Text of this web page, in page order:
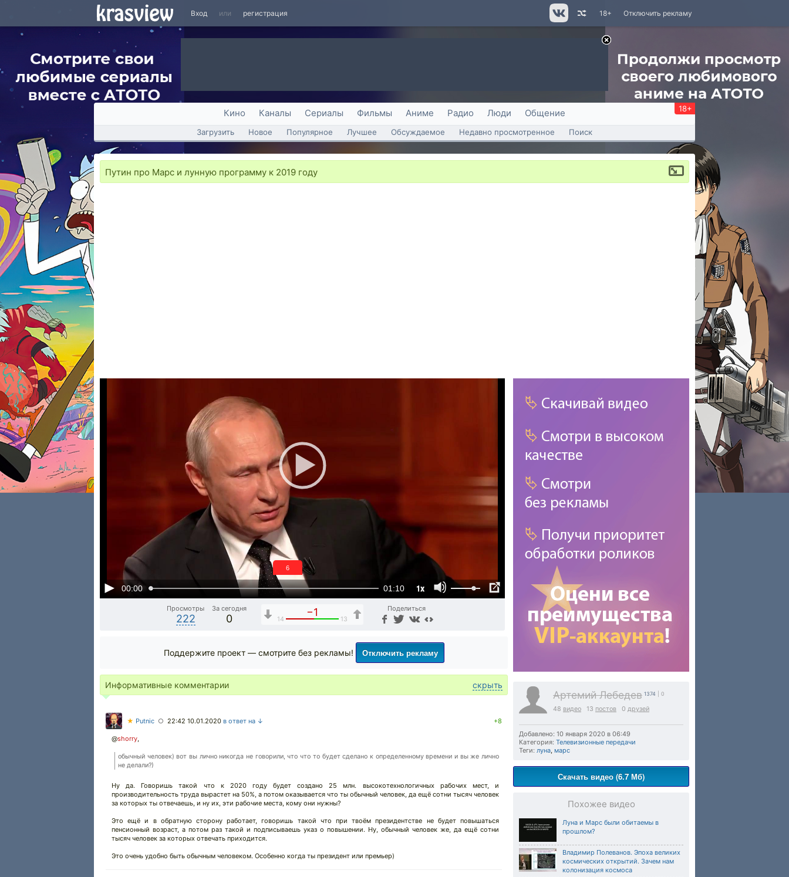
Вход или регистрация Отключить рекламу
18+
Кино Каналы Сериалы Фильмы Аниме Радио Люди Общение 18+
Загрузить Новое Популярное Лучшее Обсуждаемое Недавно просмотренное Поиск
Путин про Марс и лунную программу к 2019 году
00:00 01:10 1x
5
Просмотры
222
За сегодня
0
−1
14 13
Поделиться
Артемий Лебедев 1374 | 0
48 видео 13 постов 0 друзей
Добавлено: 10 января 2020 в 06:49
Категория: Телевизионные передачи
Теги: луна, марс
Скачать видео (6.7 Мб)
Похожее видео
Луна и Марс были обитаемы в
прошлом?
Владимир Полеванов. Эпоха великих
космических открытий. Зачем нам
колонизация космоса
Поддержите проект — смотрите без рекламы! Отключить рекламу
Информативные комментарии скрыть
★ Putnic ○ 22:42 10.01.2020 в ответ на ↓ +8
@shorry,
обычный человек) вот вы лично никогда не говорили, что что то будет сделано к определенному времени и вы же лично
не делали?)
Ну да. Говоришь такой что к 2020 году будет создано 25 млн. высокотехнологичных рабочих мест, и
производительность труда вырастет на 50%, а потом оказывается что ты обычный человек, да ещё сотни тысяч человек
за которых ты отвечаешь, и ну их, эти рабочие места, кому они нужны?
Это ещё и в обратную сторону работает, говоришь такой что при твоём президентстве не будет повышаться
пенсионный возраст, а потом раз такой и подписываешь указ о повышении. Ну, обычный человек же, да ещё сотни
тысяч человек за которых отвечать приходится.
Это очень удобно быть обычным человеком. Особенно когда ты президент или премьер)